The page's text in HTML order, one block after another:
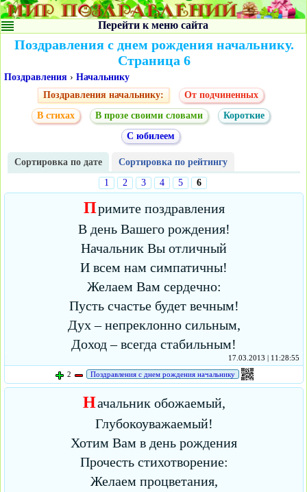
Перейти к меню сайта
Поздравления с днем рождения начальнику.
Страница 6
Поздравления › Начальнику
Поздравления начальнику:
От подчиненных
В стихах
В прозе своими словами
Короткие
С юбилеем
Сортировка по дате
Сортировка по рейтингу
1
2 3 4 5 6
Примите поздравления
В день Вашего рождения!
Начальник Вы отличный
И всем нам симпатичны!
Желаем Вам сердечно:
Пусть счастье будет вечным!
Дух – непреклонно сильным,
Доход – всегда стабильным!
17.03.2013 | 11:28:55
2
Поздравления с днем рождения начальнику
Начальник обожаемый,
Глубокоуважаемый!
Хотим Вам в день рождения
Прочесть стихотворение:
Желаем процветания,